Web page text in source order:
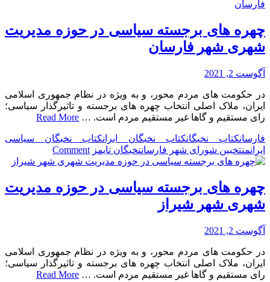
غذایی
بهروز
چهره های برجسته سیاسی در حوزه مدیریت
شهری شهر فارسان
آگوست 2, 2021
در حکومت های مردم محور، و به ویژه در نظام جمهوری اسلامی
ایران، ملاک اصلی انتخاب چهره های برجسته و تاثیرگذار سیاسی؛
رای مستقیم و گاها غیر مستقیم مردم است. … Read More
فارسانکتاب نخبگانکتاب نخبگان ایرانکتاب نخبگان سیاسی
ایرانمنتخبین شورای شهر فارساننخبگان تایمز Comment
on
چهره
سیاسی
شهر
فارسان
چهره های برجسته سیاسی در حوزه مدیریت
شهری شهر شیراز
آگوست 2, 2021
در حکومت های مردم محور، و به ویژه در نظام جمهوری اسلامی
ایران، ملاک اصلی انتخاب چهره های برجسته و تاثیرگذار سیاسی؛
رای مستقیم و گاها غیر مستقیم مردم است. … Read More